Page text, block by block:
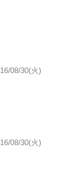
08/30(火)
08/30(火)